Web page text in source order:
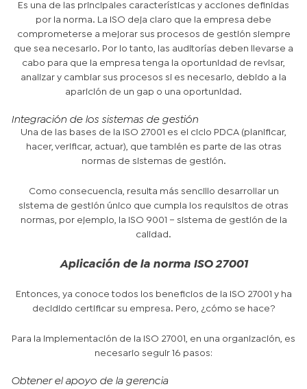
Es una de las principales características y acciones definidas
por la norma. La ISO deja claro que la empresa debe
comprometerse a mejorar sus procesos de gestión siempre
que sea necesario. Por lo tanto, las auditorías deben llevarse a
cabo para que la empresa tenga la oportunidad de revisar,
analizar y cambiar sus procesos si es necesario, debido a la
aparición de un gap o una oportunidad.
Integración de los sistemas de gestión
Una de las bases de la ISO 27001 es el ciclo PDCA (planificar,
hacer, verificar, actuar), que también es parte de las otras
normas de sistemas de gestión.
Como consecuencia, resulta más sencillo desarrollar un
sistema de gestión único que cumpla los requisitos de otras
normas, por ejemplo, la ISO 9001 – sistema de gestión de la
calidad.
Aplicación de la norma ISO 27001
Entonces, ya conoce todos los beneficios de la ISO 27001 y ha
decidido certificar su empresa. Pero, ¿cómo se hace?
Para la implementación de la ISO 27001, en una organización, es
necesario seguir 16 pasos:
Obtener el apoyo de la gerencia